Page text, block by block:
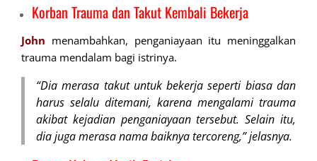
Korban Trauma dan Takut Kembali Bekerja
John menambahkan, penganiayaan itu meninggalkan
trauma mendalam bagi istrinya.
“Dia merasa takut untuk bekerja seperti biasa dan
harus selalu ditemani, karena mengalami trauma
akibat kejadian penganiayaan tersebut. Selain itu,
dia juga merasa nama baiknya tercoreng,” jelasnya.